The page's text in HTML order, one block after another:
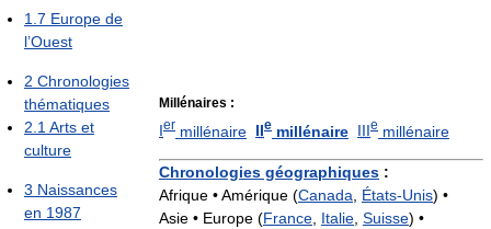
Millénaires :
Ier millénaire IIe millénaire IIIe millénaire
Chronologies géographiques :
Afrique • Amérique (Canada, États-Unis) •
Asie • Europe (France, Italie, Suisse) •
1.7 Europe de
l’Ouest
2 Chronologies
thématiques
2.1 Arts et
culture
3 Naissances
en 1987